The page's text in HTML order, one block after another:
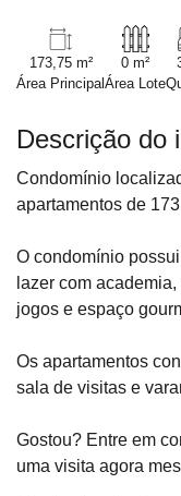
173,75 m²
Área Principal
0 m²
Área Lote
Descrição do
Condomínio
apartamentos de
O condomínio
lazer com
jogos e espaço
Os apartamentos
sala de visitas e
Gostou? Entre em
uma visita agora